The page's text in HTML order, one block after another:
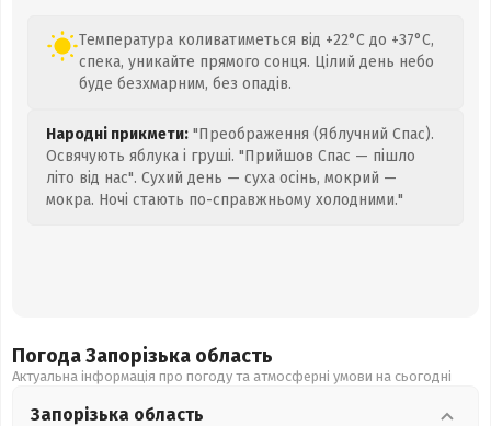
Температура коливатиметься від +22°C до +37°C,
спека, уникайте прямого сонця. Цілий день небо
буде безхмарним, без опадів.
Народні прикмети: "Преображення (Яблучний Спас).
Освячують яблука і груші. "Прийшов Спас — пішло
літо від нас". Сухий день — суха осінь, мокрий —
мокра. Ночі стають по-справжньому холодними."
Погода Запорізька область
Актуальна інформація про погоду та атмосферні умови на сьогодні
Запорізька область